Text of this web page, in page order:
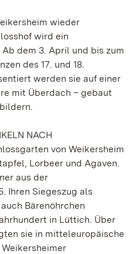
wieder
wird ein
dem 3. April und bis zum
des 17. und 18.
werden sie auf einer
mit Überdach – gebaut
NACH
von Weikersheim
Lorbeer und Agaven.
aus der
Ihren Siegeszug als
Bärenöhrchen
in Lüttich. Über
sie in mitteleuropäische